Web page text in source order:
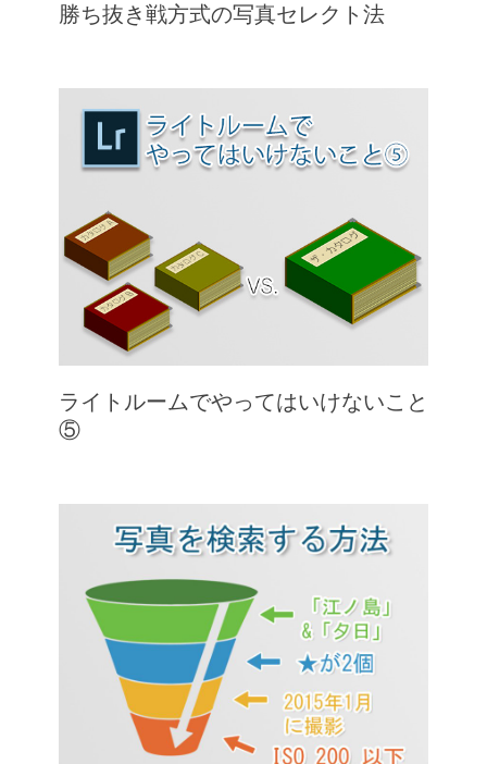
勝ち抜き戦方式の写真セレクト法
ライトルームでやってはいけないこと
⑤